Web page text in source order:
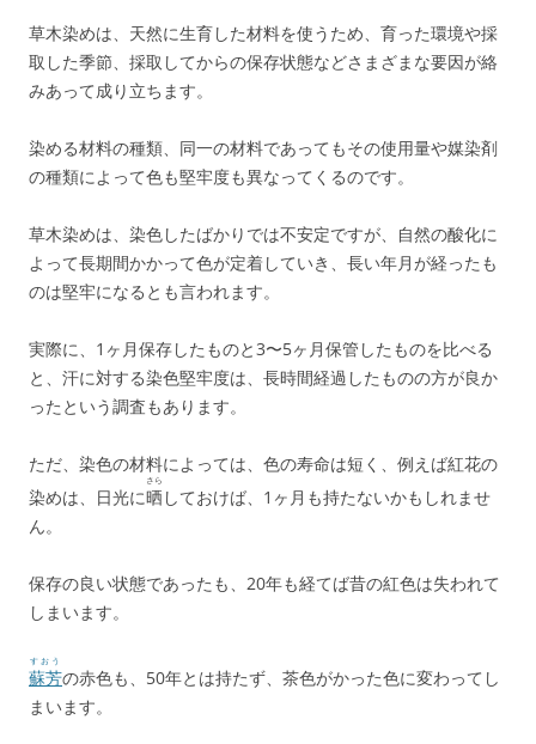
草木染めは、天然に生育した材料を使うため、育った環境や採
取した季節、採取してからの保存状態などさまざまな要因が絡
みあって成り立ちます。
染める材料の種類、同一の材料であってもその使用量や媒染剤
の種類によって色も堅牢度も異なってくるのです。
草木染めは、染色したばかりでは不安定ですが、自然の酸化に
よって長期間かかって色が定着していき、長い年月が経ったも
のは堅牢になるとも言われます。
実際に、1ヶ月保存したものと3〜5ヶ月保管したものを比べる
と、汗に対する染色堅牢度は、長時間経過したものの方が良か
ったという調査もあります。
ただ、染色の材料によっては、色の寿命は短く、例えば紅花の
染めは、日光に晒
さら
しておけば、1ヶ月も持たないかもしれませ
ん。
保存の良い状態であったも、20年も経てば昔の紅色は失われて
しまいます。
蘇芳
すおう
の赤色も、50年とは持たず、茶色がかった色に変わってし
まいます。